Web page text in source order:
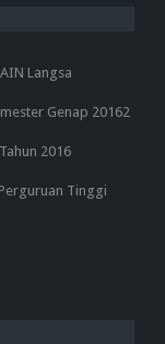
Langsa
Genap 20162
2016
Tinggi